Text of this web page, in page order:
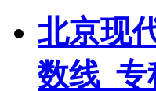
北京现
数线_专